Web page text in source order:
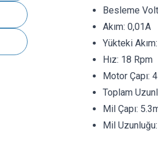
Besleme
Akım: 0,01A
Yükteki
Hız: 18 Rpm
Motor Çapı:
Toplam
Mil Çapı:
Mil